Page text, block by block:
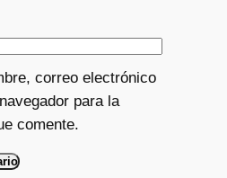
correo electrónico
para la
comente.